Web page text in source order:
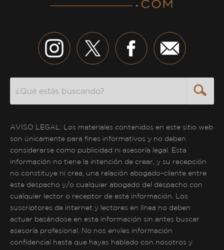
AVISO LEGAL: Los materiales contenidos en este sitio web
son únicamente para fines informativos y no deben
considerarse como publicidad ni asesoría legal. Esta
información no tiene la intención de crear, y su recepción
no constituye ni crea, una relación abogado-cliente entre
este despacho y/o cualquier abogado del despacho con
cualquier lector o receptor de esta información. Los
suscriptores de internet y lectores en línea no deben
actuar basándose en esta información sin antes buscar
asesoría profesional. No nos envíes información
confidencial hasta que hayas hablado con nosotros y